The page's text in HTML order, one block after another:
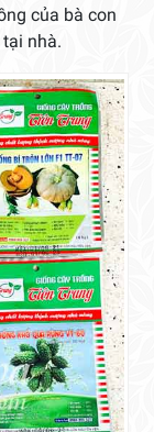
của bà con
nhà.